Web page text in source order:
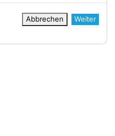
Abbrechen Weiter